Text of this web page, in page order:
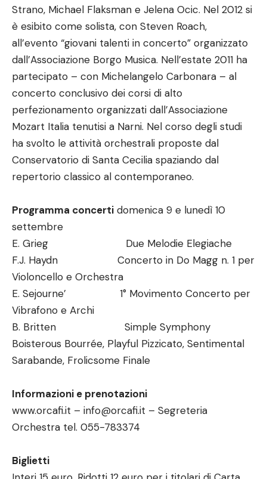
Strano, Michael Flaksman e Jelena Ocic. Nel 2012 si
è esibito come solista, con Steven Roach,
all’evento “giovani talenti in concerto” organizzato
dall’Associazione Borgo Musica. Nell’estate 2011 ha
partecipato – con Michelangelo Carbonara – al
concerto conclusivo dei corsi di alto
perfezionamento organizzati dall’Associazione
Mozart Italia tenutisi a Narni. Nel corso degli studi
ha svolto le attività orchestrali proposte dal
Conservatorio di Santa Cecilia spaziando dal
repertorio classico al contemporaneo.
Programma concerti domenica 9 e lunedì 10
settembre
E. Grieg Due Melodie Elegiache
F.J. Haydn Concerto in Do Magg n. 1 per
Violoncello e Orchestra
E. Sejourne’ 1° Movimento Concerto per
Vibrafono e Archi
B. Britten Simple Symphony
Boisterous Bourrée, Playful Pizzicato, Sentimental
Sarabande, Frolicsome Finale
Informazioni e prenotazioni
www.orcafi.it – info@orcafi.it – Segreteria
Orchestra tel. 055-783374
Biglietti